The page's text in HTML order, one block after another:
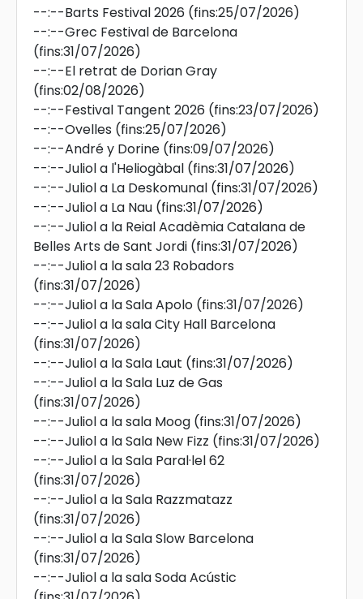
--:--Barts Festival 2026 (fins:25/07/2026)
--:--Grec Festival de Barcelona
(fins:31/07/2026)
--:--El retrat de Dorian Gray
(fins:02/08/2026)
--:--Festival Tangent 2026 (fins:23/07/2026)
--:--Ovelles (fins:25/07/2026)
--:--André y Dorine (fins:09/07/2026)
--:--Juliol a l'Heliogàbal (fins:31/07/2026)
--:--Juliol a La Deskomunal (fins:31/07/2026)
--:--Juliol a La Nau (fins:31/07/2026)
--:--Juliol a la Reial Acadèmia Catalana de
Belles Arts de Sant Jordi (fins:31/07/2026)
--:--Juliol a la sala 23 Robadors
(fins:31/07/2026)
--:--Juliol a la Sala Apolo (fins:31/07/2026)
--:--Juliol a la sala City Hall Barcelona
(fins:31/07/2026)
--:--Juliol a la Sala Laut (fins:31/07/2026)
--:--Juliol a la Sala Luz de Gas
(fins:31/07/2026)
--:--Juliol a la sala Moog (fins:31/07/2026)
--:--Juliol a la Sala New Fizz (fins:31/07/2026)
--:--Juliol a la Sala Paral·lel 62
(fins:31/07/2026)
--:--Juliol a la Sala Razzmatazz
(fins:31/07/2026)
--:--Juliol a la Sala Slow Barcelona
(fins:31/07/2026)
--:--Juliol a la sala Soda Acústic